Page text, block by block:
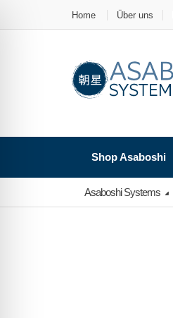
Home Über uns
Shop Asaboshi
Asaboshi Systems